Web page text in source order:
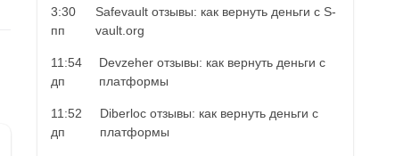
3:30
пп
Safevault отзывы: как вернуть деньги с S-
vault.org
11:54
дп
Devzeher отзывы: как вернуть деньги с
платформы
11:52
дп
Diberloc отзывы: как вернуть деньги с
платформы